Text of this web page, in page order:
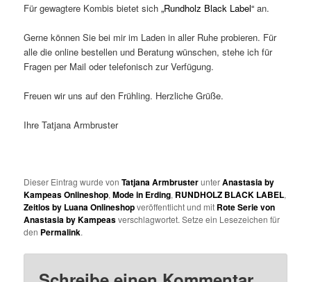
Für gewagtere Kombis bietet sich „Rundholz Black Label“ an.
Gerne können Sie bei mir im Laden in aller Ruhe probieren. Für
alle die online bestellen und Beratung wünschen, stehe ich für
Fragen per Mail oder telefonisch zur Verfügung.
Freuen wir uns auf den Frühling. Herzliche Grüße.
Ihre Tatjana Armbruster
Dieser Eintrag wurde vonTatjana ArmbrusterunterAnastasia by
Kampeas Onlineshop,Mode in Erding, RUNDHOLZ BLACK LABEL,
Zeitlos by Luana Onlineshopveröffentlicht und mit Rote Serie von
Anastasia by Kampeasverschlagwortet. Setze ein Lesezeichen für
den Permalink.